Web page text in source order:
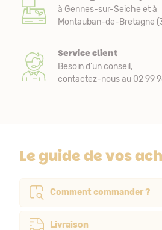
à Gennes-sur-Seiche et à
Montauban-de-Bretagne
Service client
Besoin d’un conseil,
contactez-nous au 02 99
Le guide de vos
Comment commander ?
Livraison